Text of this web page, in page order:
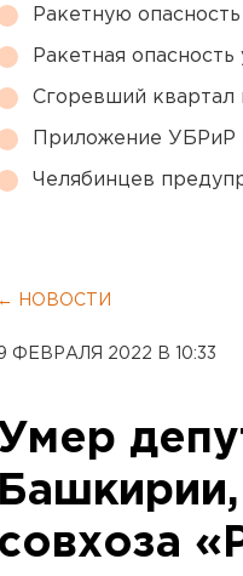
Ракетную
Ракетная
Сгоревший квартал
Приложение УБРиР
Челябинцев
← НОВОСТИ
ФЕВРАЛЯ 2022 В 10:33
Умер
совхоза